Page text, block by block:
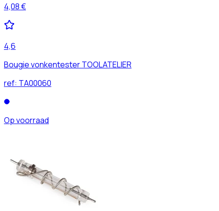
4,08 €
4,6
Bougie vonkentester TOOLATELIER
ref: TA00060
Op voorraad